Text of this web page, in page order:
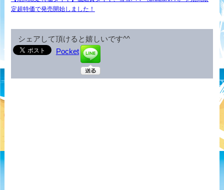
定超特価で発売開始しました！
シェアして頂けると嬉しいです^^
Pocket